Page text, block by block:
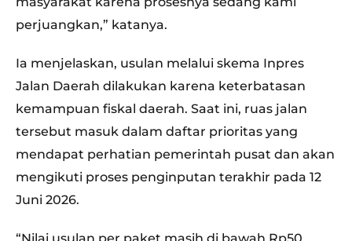
perjuangkan,” katanya.
Ia menjelaskan, usulan melalui skema Inpres
Jalan Daerah dilakukan karena keterbatasan
kemampuan fiskal daerah. Saat ini, ruas jalan
tersebut masuk dalam daftar prioritas yang
mendapat perhatian pemerintah pusat dan akan
mengikuti proses penginputan terakhir pada 12
Juni 2026.